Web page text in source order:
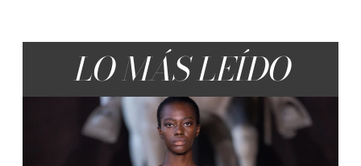
LO MÁS LEÍDO